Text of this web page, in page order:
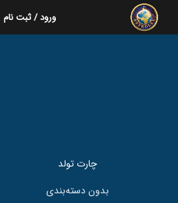
ورود / ثبت نام
چارت تولد
بدون دسته‌بندی